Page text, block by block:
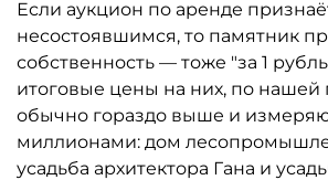
Если аукцион по аренде
несостоявшимся, то памятник
собственность — тоже "за 1
итоговые цены на них, по нашей
обычно гораздо выше и
миллионами: дом
усадьба архитектора Гана и